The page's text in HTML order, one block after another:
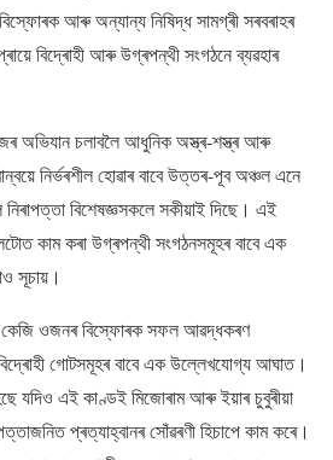
আৰু অন্যান্য নিষিদ্ধ সামগ্ৰী সৰবৰাহৰ
বিদ্ৰোহী আৰু উগ্ৰপন্থী সংগঠনে ব্যৱহাৰ
অভিযান চলাবলৈ আধুনিক অস্ত্ৰ-শস্ত্ৰ আৰু
নিৰ্ভৰশীল হোৱাৰ বাবে উত্তৰ-পূব অঞ্চল এনে
নিৰাপত্তা বিশেষজ্ঞসকলে সকীয়াই দিছে। এই
কাম কৰা উগ্ৰপন্থী সংগঠনসমূহৰ বাবে এক
সূচায়।
কেজি ওজনৰ বিস্ফোৰক সফল আৱদ্ধকৰণ
গোটসমূহৰ বাবে এক উল্লেখযোগ্য আঘাত।
যদিও এই কাণ্ডই মিজোৰাম আৰু ইয়াৰ চুবুৰীয়া
প্ৰত্যাহ্বানৰ সোঁৱৰণী হিচাপে কাম কৰে।